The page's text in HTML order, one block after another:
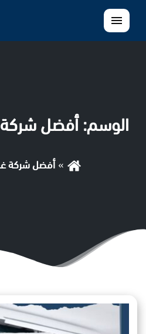
القائمة
الوسم:أفضل
أفضل شركة